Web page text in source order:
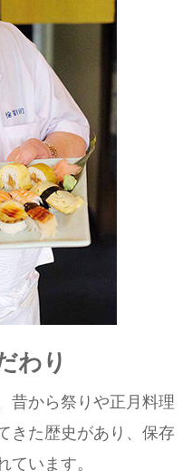
わり
昔から祭りや正月料理
きた歴史があり、保存
います。